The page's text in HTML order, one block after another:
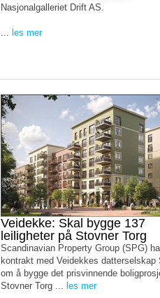
Nasjonalgalleriet Drift AS.
... les mer
Veidekke: Skal bygge 137
leiligheter på Stovner Torg
Scandinavian Property Group (SPG)
kontrakt med Veidekkes datterselskap
om å bygge det prisvinnende
Stovner Torg ... les mer